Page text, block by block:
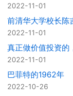
2022-11-01
前清华大学校长陈
2022-11-01
真正做价值投资的
2022-11-01
巴菲特的1962年
2022-10-26